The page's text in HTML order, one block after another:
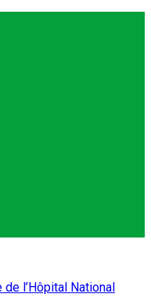
l’Hôpital National